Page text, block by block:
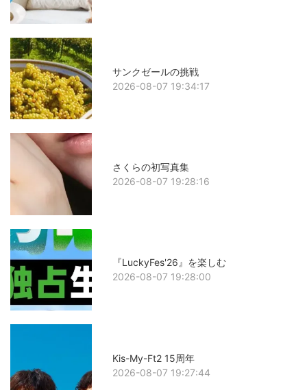
サンクゼールの挑戦
2026-08-07 19:34:17
さくらの初写真集
2026-08-07 19:28:16
『LuckyFes'26』を楽しむ
2026-08-07 19:28:00
Kis-My-Ft2 15周年
2026-08-07 19:27:44